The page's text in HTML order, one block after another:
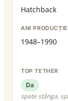
Hatchback
ANI PRODUCȚIE
1948–1990
TOP TETHER
Da
spate stânga,